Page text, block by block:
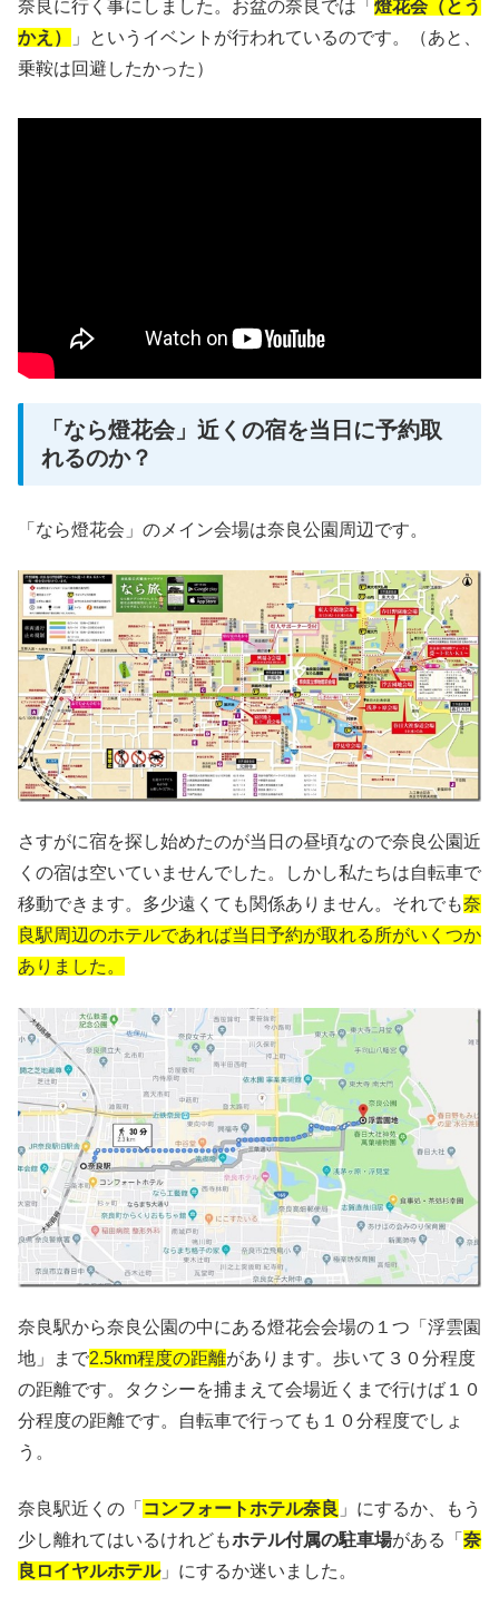
奈良に行く事にしました。お盆の奈良では「 燈花会（とう
かえ）
」というイベントが行われているのです。（あと、
乗鞍は回避したかった）
「なら燈花会」近くの宿を当日に予約取
れるのか？
「なら燈花会」のメイン会場は奈良公園周辺です。
さすがに宿を探し始めたのが当日の昼頃なので奈良公園近
くの宿は空いていませんでした。しかし私たちは自転車で
移動できます。多少遠くても関係ありません。それでも奈
良駅周辺のホテルであれば当日予約が取れる所がいくつか
ありました。
奈良駅から奈良公園の中にある燈花会会場の１つ「浮雲園
地」まで2.5km程度の距離があります。歩いて３０分程度
の距離です。タクシーを捕まえて会場近くまで行けば１０
分程度の距離です。自転車で行っても１０分程度でしょ
う。
奈良駅近くの「 コンフォートホテル奈良 」にするか、もう
少し離れてはいるけれどもホテル付属の駐車場がある「 奈
良ロイヤルホテル」にするか迷いました。